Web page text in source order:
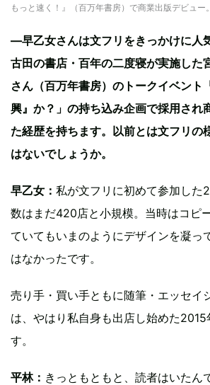
もっと速く！』（百万年書房）で商業出版デビュー。
―早乙女さんは文フリをきっかけに人
古田の書店・百年の二度寝が実施した
さん（百万年書房）のトークイベント
興』か？」の持ち込み企画で採用され
た経歴を持ちます。以前とは文フリの
はないでしょうか。
早乙女： 私が文フリに初めて参加した
数はまだ420店と小規模。当時はコピ
ていてもいまのようにデザインを凝っ
はなかったです。
売り手・買い手ともに随筆・エッセイ
は、やはり私自身も出店し始めた2015
す。
平林： きっともともと、読者はいたん